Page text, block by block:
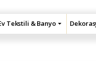
Tekstili & Banyo